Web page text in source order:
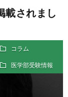
載されまし
コラム
医学部受験情報